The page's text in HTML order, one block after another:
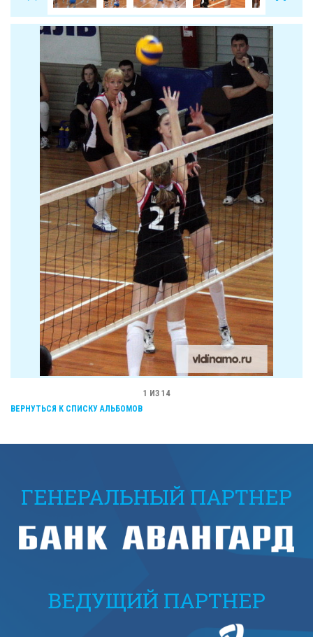
1 ИЗ 14
ВЕРНУТЬСЯ К СПИСКУ АЛЬБОМОВ
ГЕНЕРАЛЬНЫЙ ПАРТНЕР
ВЕДУЩИЙ ПАРТНЕР